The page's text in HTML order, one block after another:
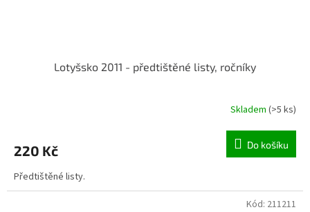
Lotyšsko 2011 - předtištěné listy, ročníky
Skladem (>5 ks)
220 Kč Do košíku
Předtištěné listy.
Kód: 211211